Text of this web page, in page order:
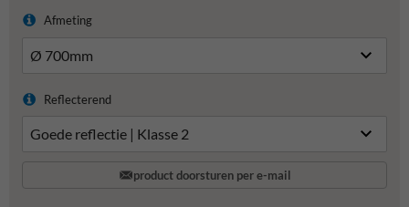
Afmeting
Reflecterend
product doorsturen per e-mail